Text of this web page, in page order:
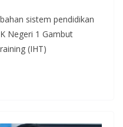
sistem pendidikan
Negeri 1 Gambut
(IHT)